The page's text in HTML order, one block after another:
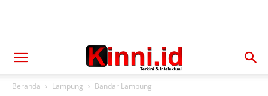
Beranda Lampung Bandar Lampung